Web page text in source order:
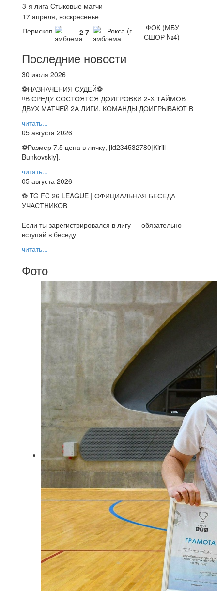
3-я лига Стыковые матчи
17 апреля, воскресенье
Перископ
2 7 Рокса (г.
ФОК (МБУ
СШОР №4)
Последние новости
30 июля 2026
⚽НАЗНАЧЕНИЯ СУДЕЙ⚽
‼В СРЕДУ СОСТОЯТСЯ ДОИГРОВКИ 2-Х ТАЙМОВ
ДВУХ МАТЧЕЙ 2А ЛИГИ. КОМАНДЫ ДОИГРЫВАЮТ В
читать...
05 августа 2026
⚽️Размер 7.5 цена в личку, [id234532780|Kirill
Bunkovskiy].
читать...
05 августа 2026
⚽ TG FC 26 LEAGUE | ОФИЦИАЛЬНАЯ БЕСЕДА
УЧАСТНИКОВ
Если ты зарегистрировался в лигу — обязательно
вступай в беседу
читать...
Фото